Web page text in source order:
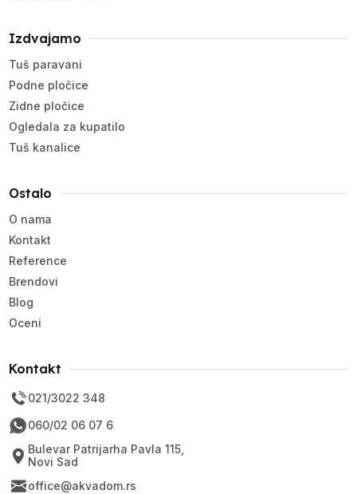
Izdvajamo
Tuš paravani
Podne pločice
Zidne pločice
Ogledala za kupatilo
Tuš kanalice
Ostalo
O nama
Kontakt
Reference
Brendovi
Blog
Oceni
Kontakt
021/3022 348
060/02 06 07 6
Bulevar Patrijarha Pavla 115,
Novi Sad
office@akvadom.rs